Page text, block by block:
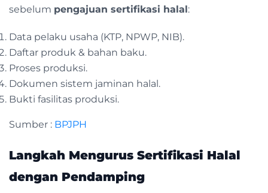
sebelum pengajuan sertifikasi halal:
Data pelaku usaha (KTP, NPWP, NIB).
Daftar produk & bahan baku.
Proses produksi.
Dokumen sistem jaminan halal.
Bukti fasilitas produksi.
Sumber : BPJPH
Langkah Mengurus Sertifikasi Halal
dengan Pendamping